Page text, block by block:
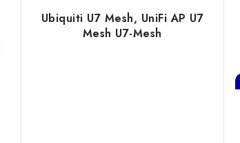
Ubiquiti U7 Mesh, UniFi AP U7
Mesh U7-Mesh